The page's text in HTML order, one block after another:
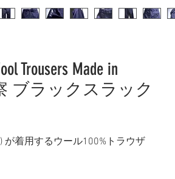
Trousers Made in
ブラックスラック
が着用するウール100%トラウザ